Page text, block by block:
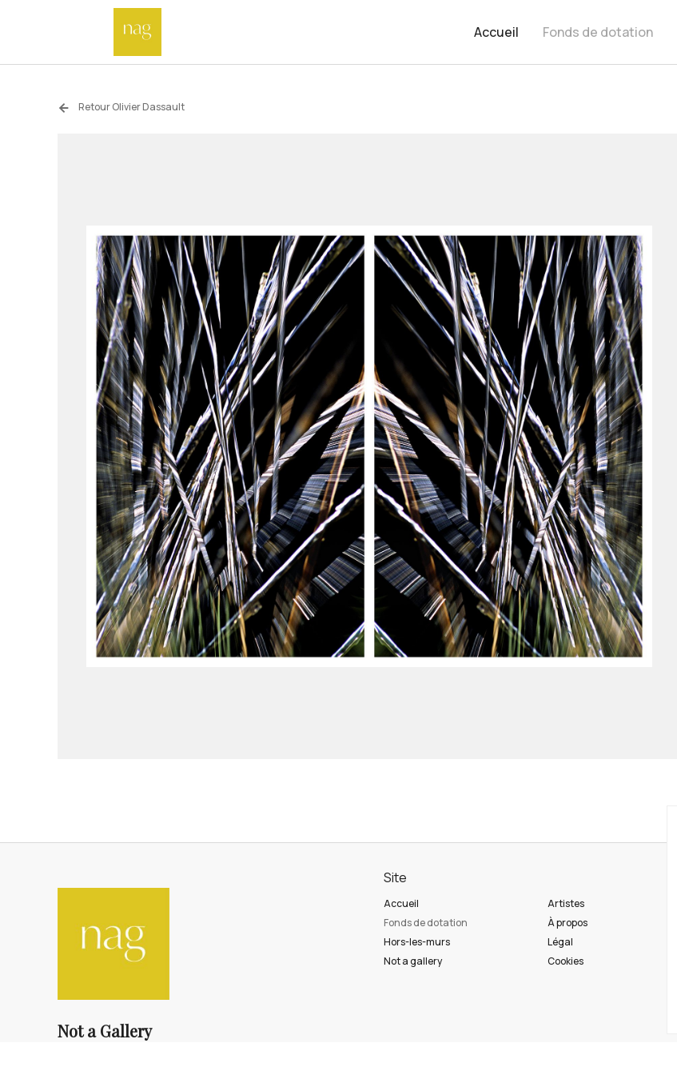
Accueil Fonds de dotation
Retour Olivier Dassault
Not a Gallery
Site
Accueil
Fonds de dotation
Hors-les-murs
Not a gallery
Artistes
À propos
Légal
Cookies